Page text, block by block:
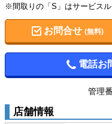
※間取りの「S」はサービスル
お問合せ (無料)
電話お
管理
店舗情報